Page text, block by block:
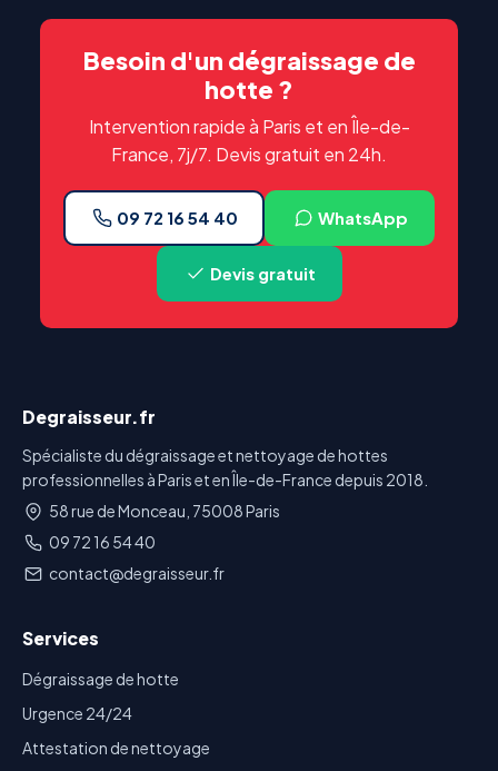
Besoin d'un dégraissage de
hotte ?
Intervention rapide à Paris et en Île-de-
France, 7j/7. Devis gratuit en 24h.
09 72 16 54 40 WhatsApp
Devis gratuit
Degraisseur.fr
Spécialiste du dégraissage et nettoyage de hottes
professionnelles à Paris et en Île-de-France depuis 2018.
58 rue de Monceau, 75008 Paris
09 72 16 54 40
contact@degraisseur.fr
Services
Dégraissage de hotte
Urgence 24/24
Attestation de nettoyage